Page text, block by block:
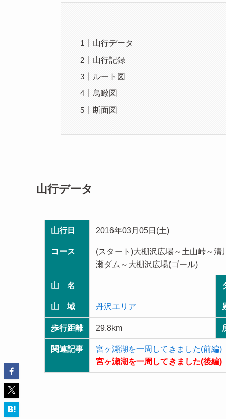
山行データ
山行記録
ルート図
鳥瞰図
断面図
山行データ
山行日 2016年03月05日(土)
コース
(スタート)大棚沢広場～土山峠～
瀬ダム～大棚沢広場(ゴール)
山 名
山 域 丹沢エリア
歩行距離 29.8km
関連記事
宮ヶ瀬湖を一周してきました(前編)
宮ヶ瀬湖を一周してきました(後編)